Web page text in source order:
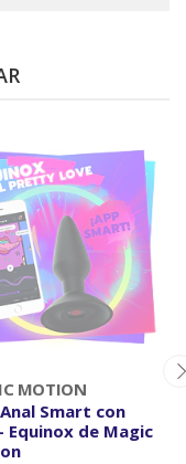
MOTION
Smart con
Equinox de Magic